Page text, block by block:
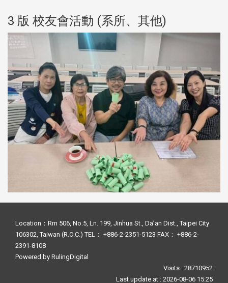
3 版 校友會活動 (系所、其他)
Location：Rm 506, No.5, Ln. 199, Jinhua St., Da’an Dist., Taipei City
106302, Taiwan (R.O.C.) TEL： +886-2-2351-5123 FAX： +886-2-
2391-8108
Powered by RulingDigital
Visits : 28710952
Last update at :2026-08-06 15:25